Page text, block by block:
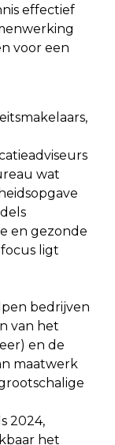
effectief
voor een
wat
en gezonde
ligt
bedrijven
van het
en de
maatwerk
2024,
het